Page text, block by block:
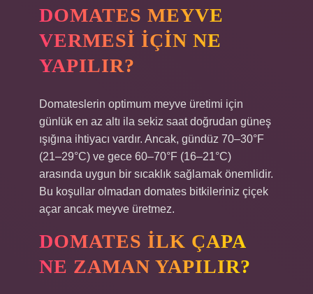
DOMATES MEYVE
VERMESI IÇIN NE
YAPILIR?
Domateslerin optimum meyve üretimi için
günlük en az altı ila sekiz saat doğrudan güneş
ışığına ihtiyacı vardır. Ancak, gündüz 70–30°F
(21–29°C) ve gece 60–70°F (16–21°C)
arasında uygun bir sıcaklık sağlamak önemlidir.
Bu koşullar olmadan domates bitkileriniz çiçek
açar ancak meyve üretmez.
DOMATES ILK ÇAPA
NE ZAMAN YAPILIR?